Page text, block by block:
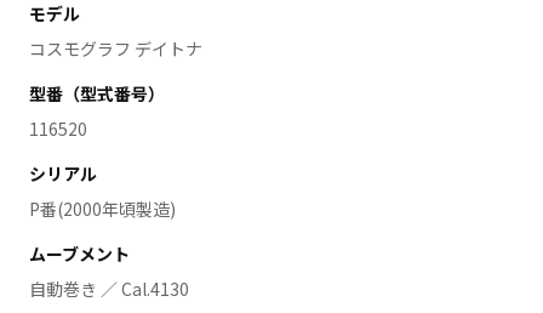
モデル
コスモグラフ デイトナ
型番（型式番号）
116520
シリアル
P番(2000年頃製造)
ムーブメント
自動巻き ／ Cal.4130